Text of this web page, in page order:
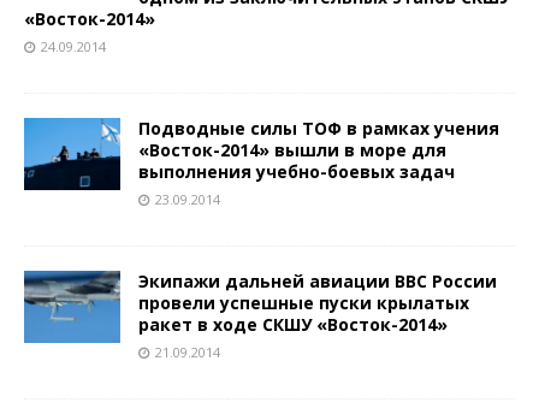
«Восток-2014»
24.09.2014
Подводные силы ТОФ в рамках учения
«Восток-2014» вышли в море для
выполнения учебно-боевых задач
23.09.2014
Экипажи дальней авиации ВВС России
провели успешные пуски крылатых
ракет в ходе СКШУ «Восток-2014»
21.09.2014